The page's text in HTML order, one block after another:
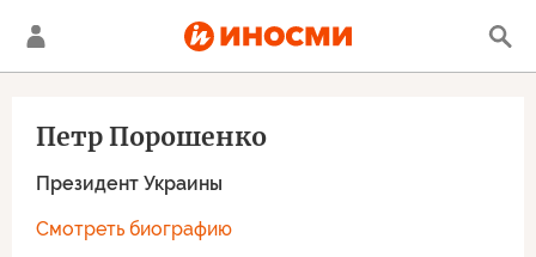
Петр Порошенко
Президент Украины
Смотреть биографию